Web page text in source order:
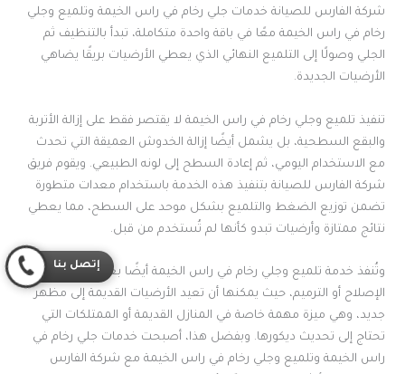
شركة الفارس للصيانة خدمات جلي رخام في راس الخيمة وتلميع وجلي
رخام في راس الخيمة معًا في باقة واحدة متكاملة، تبدأ بالتنظيف ثم
الجلي وصولًا إلى التلميع النهائي الذي يعطي الأرضيات بريقًا يضاهي
الأرضيات الجديدة.
تنفيذ تلميع وجلي رخام في راس الخيمة لا يقتصر فقط على إزالة الأتربة
والبقع السطحية، بل يشمل أيضًا إزالة الخدوش العميقة التي تحدث
مع الاستخدام اليومي، ثم إعادة السطح إلى لونه الطبيعي. ويقوم فريق
شركة الفارس للصيانة بتنفيذ هذه الخدمة باستخدام معدات متطورة
تضمن توزيع الضغط والتلميع بشكل موحد على السطح، مما يعطي
نتائج ممتازة وأرضيات تبدو كأنها لم تُستخدم من قبل.
وتُنفذ خدمة تلميع وجلي رخام في راس الخيمة أيضًا بعد عمليات
الإصلاح أو الترميم، حيث يمكنها أن تعيد الأرضيات القديمة إلى مظهر
جديد، وهي ميزة مهمة خاصة في المنازل القديمة أو الممتلكات التي
تحتاج إلى تحديث ديكورها. وبفضل هذا، أصبحت خدمات جلي رخام في
راس الخيمة وتلميع وجلي رخام في راس الخيمة مع شركة الفارس
إتصل بنا